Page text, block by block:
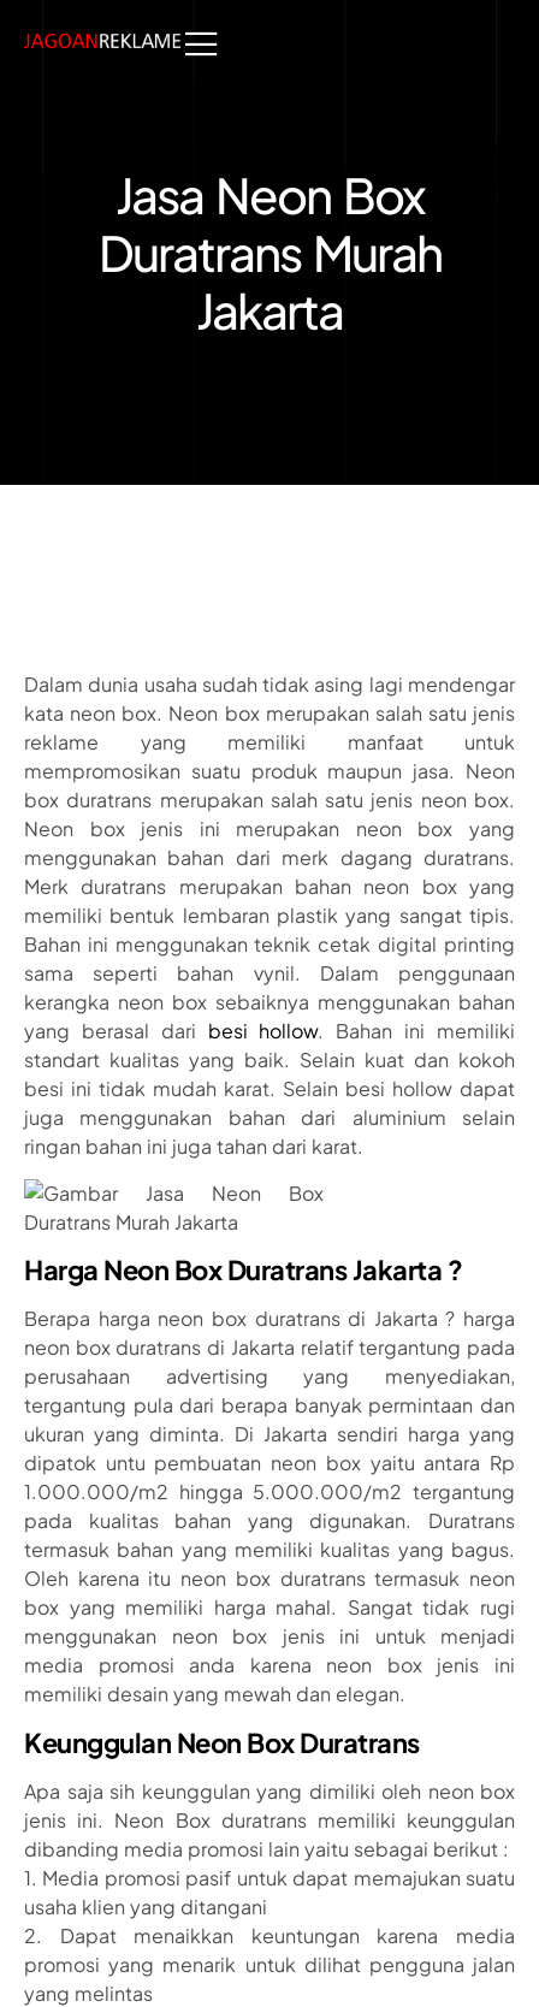
Jasa Neon Box
Duratrans Murah
Jakarta
Dalam dunia usaha sudah tidak asing lagi mendengar
kata neon box. Neon box merupakan salah satu jenis
reklame yang memiliki manfaat untuk
mempromosikan suatu produk maupun jasa. Neon
box duratrans merupakan salah satu jenis neon box.
Neon box jenis ini merupakan neon box yang
menggunakan bahan dari merk dagang duratrans.
Merk duratrans merupakan bahan neon box yang
memiliki bentuk lembaran plastik yang sangat tipis.
Bahan ini menggunakan teknik cetak digital printing
sama seperti bahan vynil. Dalam penggunaan
kerangka neon box sebaiknya menggunakan bahan
yang berasal dari besi hollow. Bahan ini memiliki
standart kualitas yang baik. Selain kuat dan kokoh
besi ini tidak mudah karat. Selain besi hollow dapat
juga menggunakan bahan dari aluminium selain
ringan bahan ini juga tahan dari karat.
Harga Neon Box Duratrans Jakarta ?
Berapa harga neon box duratrans di Jakarta ? harga
neon box duratrans di Jakarta relatif tergantung pada
perusahaan advertising yang menyediakan,
tergantung pula dari berapa banyak permintaan dan
ukuran yang diminta. Di Jakarta sendiri harga yang
dipatok untu pembuatan neon box yaitu antara Rp
1.000.000/m2 hingga 5.000.000/m2 tergantung
pada kualitas bahan yang digunakan. Duratrans
termasuk bahan yang memiliki kualitas yang bagus.
Oleh karena itu neon box duratrans termasuk neon
box yang memiliki harga mahal. Sangat tidak rugi
menggunakan neon box jenis ini untuk menjadi
media promosi anda karena neon box jenis ini
memiliki desain yang mewah dan elegan.
Keunggulan Neon Box Duratrans
Apa saja sih keunggulan yang dimiliki oleh neon box
jenis ini. Neon Box duratrans memiliki keunggulan
dibanding media promosi lain yaitu sebagai berikut :
1. Media promosi pasif untuk dapat memajukan suatu
usaha klien yang ditangani
2. Dapat menaikkan keuntungan karena media
promosi yang menarik untuk dilihat pengguna jalan
yang melintas